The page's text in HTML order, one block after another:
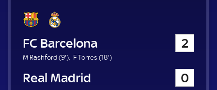
FC Barcelona 2
M Rashford (9'9
m
) F Torres (18'1)
Real Madrid 0